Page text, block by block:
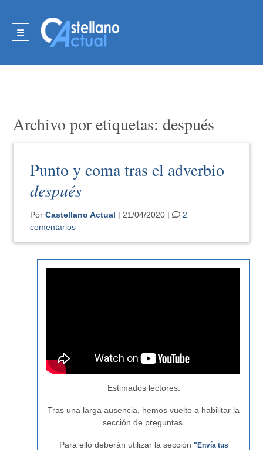
Archivo por etiquetas: después
Punto y coma tras el adverbio
después
PorCastellano Actual | 21/04/2020 |
2
comentarios
Estimados lectores:
Tras una larga ausencia, hemos vuelto a habilitar la
sección de preguntas.
Para ello deberán utilizar la sección "Envía tus